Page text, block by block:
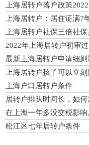
上海居转户落户政策
上海居转户：居住证满7
上海居转户社保三倍社
2022年上海居转户初审
最新上海居转户申请细则
上海居转户孩子可以立
上海户口居转户条件
居转户排队时间长，如何
在上海一年多没交税影
松江区七年居转户条件